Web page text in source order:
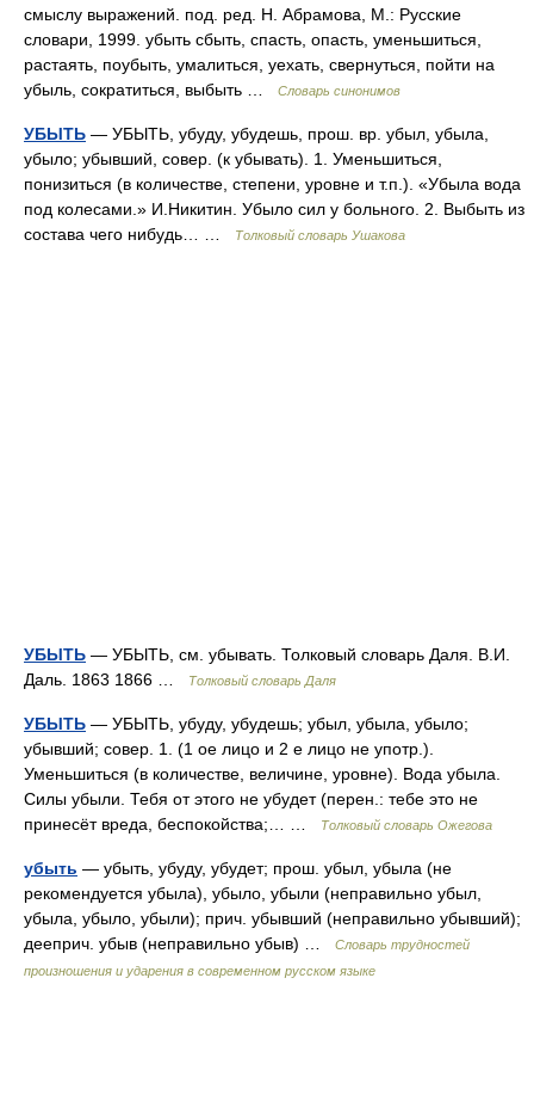
смыслу выражений. под. ред. Н. Абрамова, М.: Русские
словари, 1999. убыть сбыть, спасть, опасть, уменьшиться,
растаять, поубыть, умалиться, уехать, свернуться, пойти на
убыль, сократиться, выбыть …
Словарь синонимов
УБЫТЬ — УБЫТЬ, убуду, убудешь, прош. вр. убыл, убыла,
убыло; убывший, совер. (к убывать). 1. Уменьшиться,
понизиться (в количестве, степени, уровне и т.п.). «Убыла вода
под колесами.» И.Никитин. Убыло сил у больного. 2. Выбыть из
состава чего нибудь… …
Толковый словарь Ушакова
УБЫТЬ — УБЫТЬ, см. убывать. Толковый словарь Даля. В.И.
Даль. 1863 1866 …
Толковый словарь Даля
УБЫТЬ — УБЫТЬ, убуду, убудешь; убыл, убыла, убыло;
убывший; совер. 1. (1 ое лицо и 2 е лицо не употр.).
Уменьшиться (в количестве, величине, уровне). Вода убыла.
Силы убыли. Тебя от этого не убудет (перен.: тебе это не
принесёт вреда, беспокойства;… …
Толковый словарь Ожегова
убыть — убыть, убуду, убудет; прош. убыл, убыла (не
рекомендуется убыла), убыло, убыли (неправильно убыл,
убыла, убыло, убыли); прич. убывший (неправильно убывший);
дееприч. убыв (неправильно убыв) …
Словарь трудностей
произношения и ударения в современном русском языке